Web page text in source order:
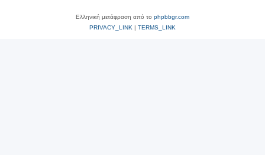
Ελληνική μετάφραση από το phpbbgr.com
PRIVACY_LINK | TERMS_LINK